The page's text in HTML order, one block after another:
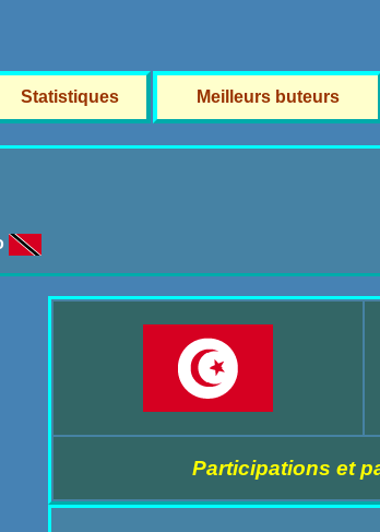
Statistiques Meilleurs buteurs
Participations et